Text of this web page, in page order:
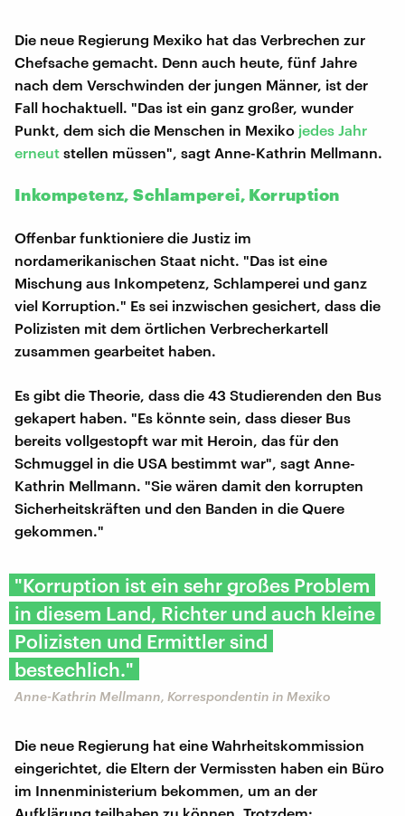
Die neue Regierung Mexiko hat das Verbrechen zur
Chefsache gemacht. Denn auch heute, fünf Jahre
nach dem Verschwinden der jungen Männer, ist der
Fall hochaktuell. "Das ist ein ganz großer, wunder
Punkt, dem sich die Menschen in Mexiko jedes Jahr
erneut stellen müssen", sagt Anne-Kathrin Mellmann.
Inkompetenz, Schlamperei, Korruption
Offenbar funktioniere die Justiz im
nordamerikanischen Staat nicht. "Das ist eine
Mischung aus Inkompetenz, Schlamperei und ganz
viel Korruption." Es sei inzwischen gesichert, dass die
Polizisten mit dem örtlichen Verbrecherkartell
zusammen gearbeitet haben.
Es gibt die Theorie, dass die 43 Studierenden den Bus
gekapert haben. "Es könnte sein, dass dieser Bus
bereits vollgestopft war mit Heroin, das für den
Schmuggel in die USA bestimmt war", sagt Anne-
Kathrin Mellmann. "Sie wären damit den korrupten
Sicherheitskräften und den Banden in die Quere
gekommen."
"Korruption ist ein sehr großes Problem
in diesem Land, Richter und auch kleine
Polizisten und Ermittler sind
bestechlich."
Anne-Kathrin Mellmann, Korrespondentin in Mexiko
Die neue Regierung hat eine Wahrheitskommission
eingerichtet, die Eltern der Vermissten haben ein Büro
im Innenministerium bekommen, um an der